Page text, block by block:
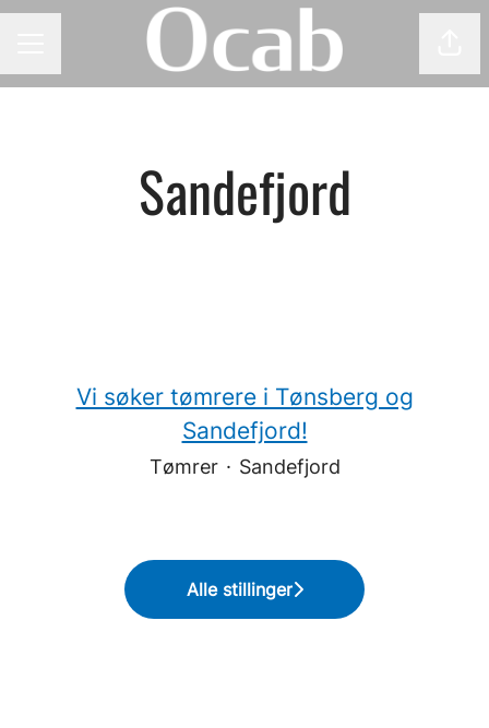
Sandefjord
Vi søker tømrere i Tønsberg og
Sandefjord!
Tømrer · Sandefjord
Alle stillinger